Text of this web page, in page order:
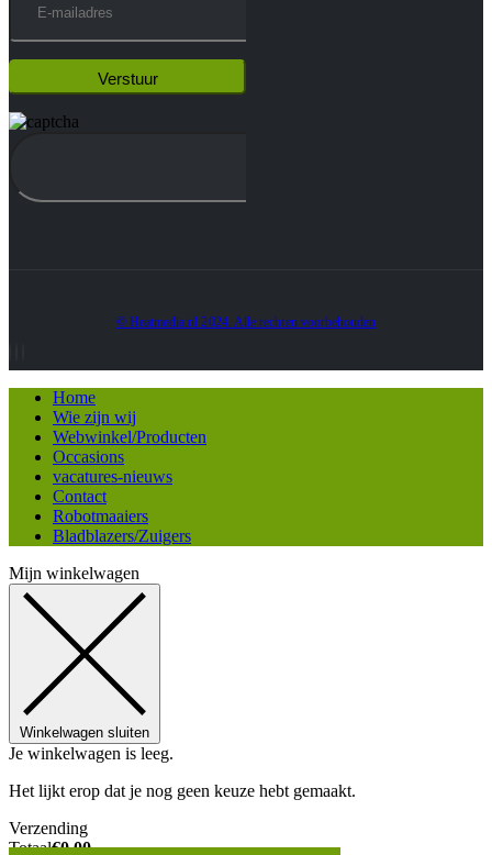
© Heatmedia.nl 2024. Alle rechten voorbehouden
Home
Wie zijn wij
Webwinkel/Producten
Occasions
vacatures-nieuws
Contact
Robotmaaiers
Bladblazers/Zuigers
Mijn winkelwagen
Winkelwagen sluiten
Je winkelwagen is leeg.
Het lijkt erop dat je nog geen keuze hebt gemaakt.
Verzending
Totaal€0,00